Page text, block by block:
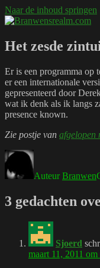
Naar de inhoud springen
Het zesde
Er is een programma op
er een internationale
gepresenteerd door
wat ik denk als ik langs
presence known.
Zie postje van afgelopen
AuteurBranwen
3 gedachten
Sjoerd
maart 11, 2011